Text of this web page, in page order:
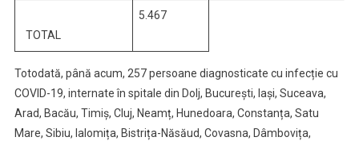
TOTAL
5.467
Totodată, până acum, 257 persoane diagnosticate cu infecție cu
COVID-19, internate în spitale din Dolj, București, Iași, Suceava,
Arad, Bacău, Timiș, Cluj, Neamț, Hunedoara, Constanța, Satu
Mare, Sibiu, Ialomița, Bistrița-Năsăud, Covasna, Dâmbovița,